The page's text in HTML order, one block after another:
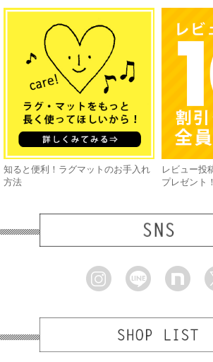
知ると便利！ラグマットのお手入れ
方法
レビュー投
プレゼント！